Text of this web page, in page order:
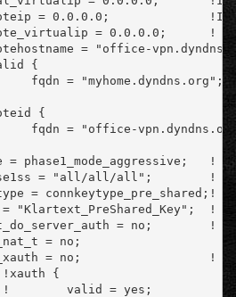
= 0.0.0.0;
= 0.0.0.0;      !
= "office-
{
fqdn = "myhome.dyndns.org";
{
fqdn = "office-
= phase1_mode_aggressive;   !
= "all/all/all";        !
= connkeytype_pre_shared;!
"Klartext_PreShared_Key";  !
= no;        !
= no;
= no;                  !
{
valid = yes;